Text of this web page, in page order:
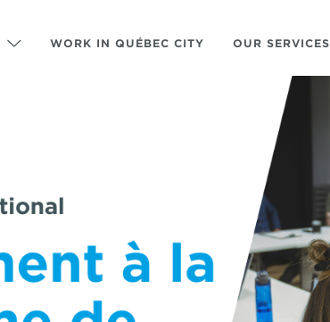
WORK IN QUÉBEC CITY OUR SERVICES